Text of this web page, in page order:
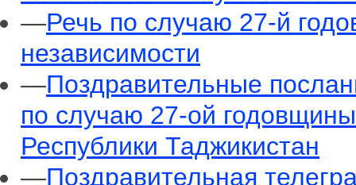
—Речь по случаю 27-й
независимости
—Поздравительные
по случаю 27-ой
Республики Таджикистан
—Поздравительная